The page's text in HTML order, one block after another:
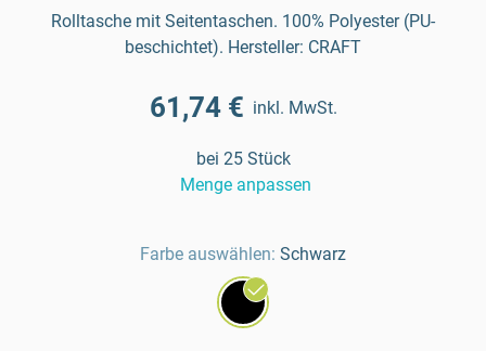
Rolltasche mit Seitentaschen. 100% Polyester (PU-
beschichtet). Hersteller: CRAFT
61,74 € inkl. MwSt.
bei 25 Stück
Menge anpassen
Farbe auswählen: Schwarz